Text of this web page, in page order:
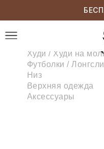
Низ
Верхняя одежда
Аксессуары
Бонусные баллы — это
зарегистрированным
не подлежат